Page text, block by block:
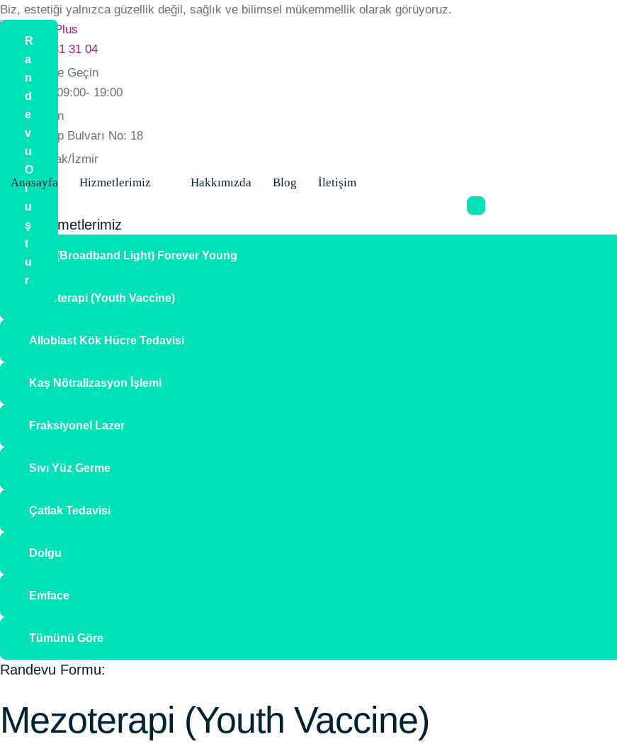
Biz, estetiği yalnızca güzellik değil, sağlık ve bilimsel mükemmellik olarak görüyoruz.
R
a
n
d
e
v
u
O
l
u
ş
t
u
r
+90 554 981 31 04
İletişime Geçin
Pzt.-Paz : 09:00- 19:00
Her Gün
Ziya Gökalp Bulvarı No: 18
Alsancak/İzmir
Anasayfa
Hizmetlerimiz Hakkımızda Blog İletişim
Diğer Hizmetlerimiz
BBL (Broadband Light) Forever Young
Mezoterapi (Youth Vaccine)
Alloblast Kök Hücre Tedavisi
Kaş Nötralizasyon İşlemi
Fraksiyonel Lazer
Sıvı Yüz Germe
Çatlak Tedavisi
Dolgu
Emface
Tümünü Göre
Randevu Formu:
Mezoterapi (Youth Vaccine)